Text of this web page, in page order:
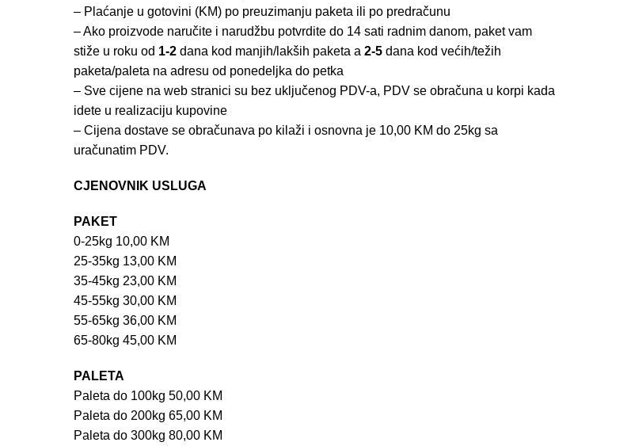
– Plaćanje u gotovini (KM) po preuzimanju paketa ili po predračunu
– Ako proizvode naručite i narudžbu potvrdite do 14 sati radnim danom, paket vam
stiže u roku od 1-2 dana kod manjih/lakših paketa a 2-5 dana kod većih/težih
paketa/paleta na adresu od ponedeljka do petka
– Sve cijene na web stranici su bez uključenog PDV-a, PDV se obračuna u korpi kada
idete u realizaciju kupovine
– Cijena dostave se obračunava po kilaži i osnovna je 10,00 KM do 25kg sa
uračunatim PDV.
CJENOVNIK USLUGA
PAKET
0-25kg 10,00 KM
25-35kg 13,00 KM
35-45kg 23,00 KM
45-55kg 30,00 KM
55-65kg 36,00 KM
65-80kg 45,00 KM
PALETA
Paleta do 100kg 50,00 KM
Paleta do 200kg 65,00 KM
Paleta do 300kg 80,00 KM